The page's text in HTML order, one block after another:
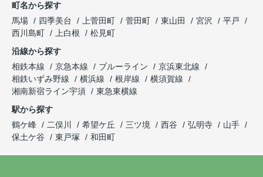
町名から探す
馬場
四季美台 上菅田町 菅田町 東山田 宮沢
平戸
西川島町
上白根
松見町
沿線から探す
相鉄本線
京急本線 ブルーライン
京浜東北線
相鉄いずみ野線
横浜線 根岸線
横須賀線
湘南新宿ライン宇須
東急東横線
駅から探す
鶴ケ峰
二俣川 希望ケ丘 三ツ境 西谷 弘明寺
山手
保土ケ谷
東戸塚 和田町